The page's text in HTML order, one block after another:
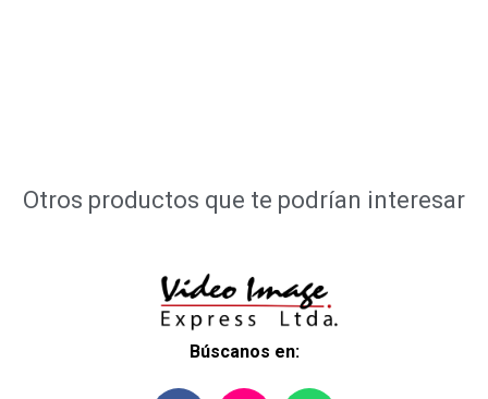
Otros productos que te podrían interesar
Búscanos en: